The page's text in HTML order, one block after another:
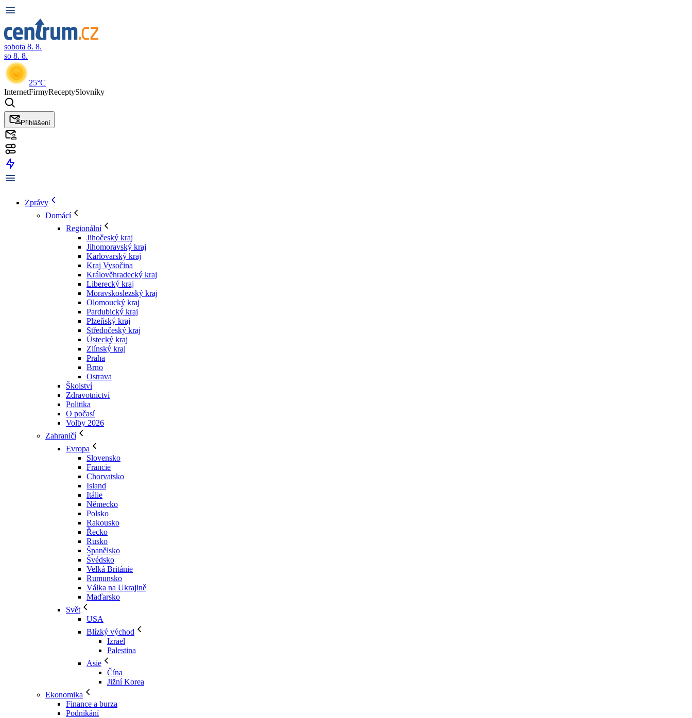
sobota 8. 8.
so 8. 8.
25°C
InternetFirmyReceptySlovníky
Přihlášení
Zprávy
Domácí
Regionální
Jihočeský kraj
Jihomoravský kraj
Karlovarský kraj
Kraj Vysočina
Králověhradecký kraj
Liberecký kraj
Moravskoslezský kraj
Olomoucký kraj
Pardubický kraj
Plzeňský kraj
Středočeský kraj
Ústecký kraj
Zlínský kraj
Praha
Brno
Ostrava
Školství
Zdravotnictví
Politika
O počasí
Volby 2026
Zahraničí
Evropa
Slovensko
Francie
Chorvatsko
Island
Itálie
Německo
Polsko
Rakousko
Řecko
Rusko
Španělsko
Švédsko
Velká Británie
Rumunsko
Válka na Ukrajině
Maďarsko
Svět
USA
Blízký východ
Izrael
Palestina
Asie
Čína
Jižní Korea
Ekonomika
Finance a burza
Podnikání